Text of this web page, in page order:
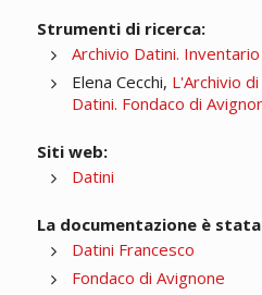
Strumenti di ricerca:
Archivio Datini.
Elena Cecchi, L'Archivio
Datini. Fondaco di
Siti web:
Datini
La documentazione è
Datini Francesco
Fondaco di Avignone